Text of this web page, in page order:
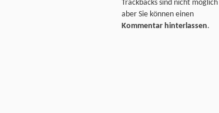
Trackbacks sind nicht möglich
aber Sie können einen
Kommentar hinterlassen.